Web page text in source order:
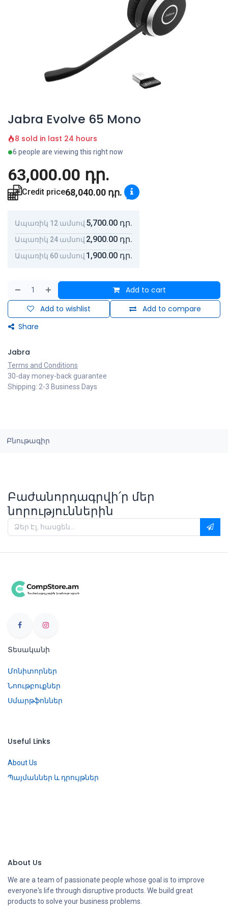
Jabra Evolve 65 Mono
8 sold in last 24 hours
6 people are viewing this right now
63,000.00 դր.
Credit price68,040.00 դր.
Ապառիկ 12 ամսով 5,700.00 դր.
Ապառիկ 24 ամսով 2,900.00 դր.
Ապառիկ 60 ամսով 1,900.00 դր.
Add to cart
Add to compare
Add to wishlist
Share
Jabra
Terms and Conditions
30-day money-back guarantee
Shipping: 2-3 Business Days
Բնութագիր
Բաժանորդագրվի՛ր մեր
նորություններին
Տեսականի
Մոնիտորներ
Նոութբուքներ
Սմարթֆոններ
Useful Links
About Us
Պայմաններ և դրույթներ
About Us
We are a team of passionate people whose goal is to improve
everyone's life through disruptive products. We build great
products to solve your business problems.